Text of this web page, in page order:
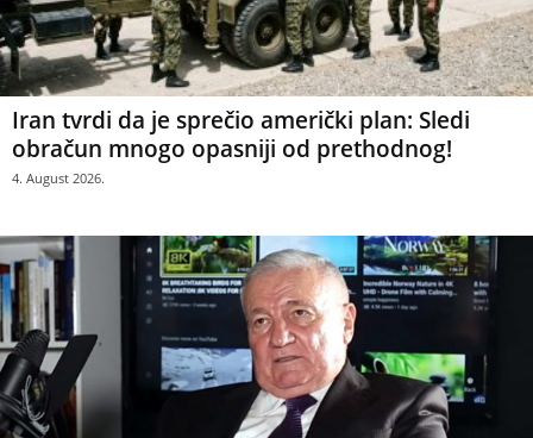
Iran tvrdi da je sprečio američki plan: Sledi
obračun mnogo opasniji od prethodnog!
4. August 2026.